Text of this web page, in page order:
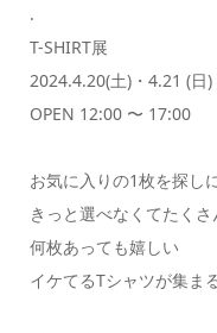
.
T-SHIRT展
2024.4.20(土)・4.21 (日)
OPEN 12:00 〜 17:00
お気に入りの1枚を探し
きっと選べなくてたく
何枚あっても嬉しい
イケてるTシャツが集ま